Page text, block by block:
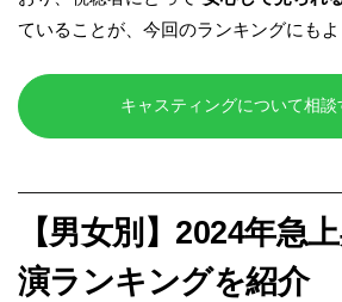
ていることが、今回のランキングにもよ
キャスティングについて相談
【男女別】2024年急
演ランキングを紹介